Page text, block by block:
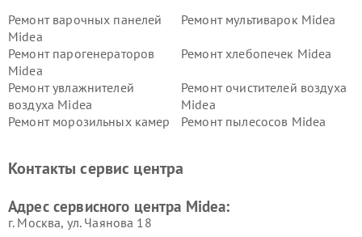
Ремонт варочных панелей
Midea
Ремонт мультиварок Midea
Ремонт парогенераторов
Midea
Ремонт хлебопечек Midea
Ремонт увлажнителей
воздуха Midea
Ремонт очистителей воздуха
Midea
Ремонт морозильных камер
Ремонт пылесосов Midea
пылесосов Midea
Midea
Контакты сервис центра
Адрес сервисного центра Midea:
г. Москва, ул. Чаянова 18